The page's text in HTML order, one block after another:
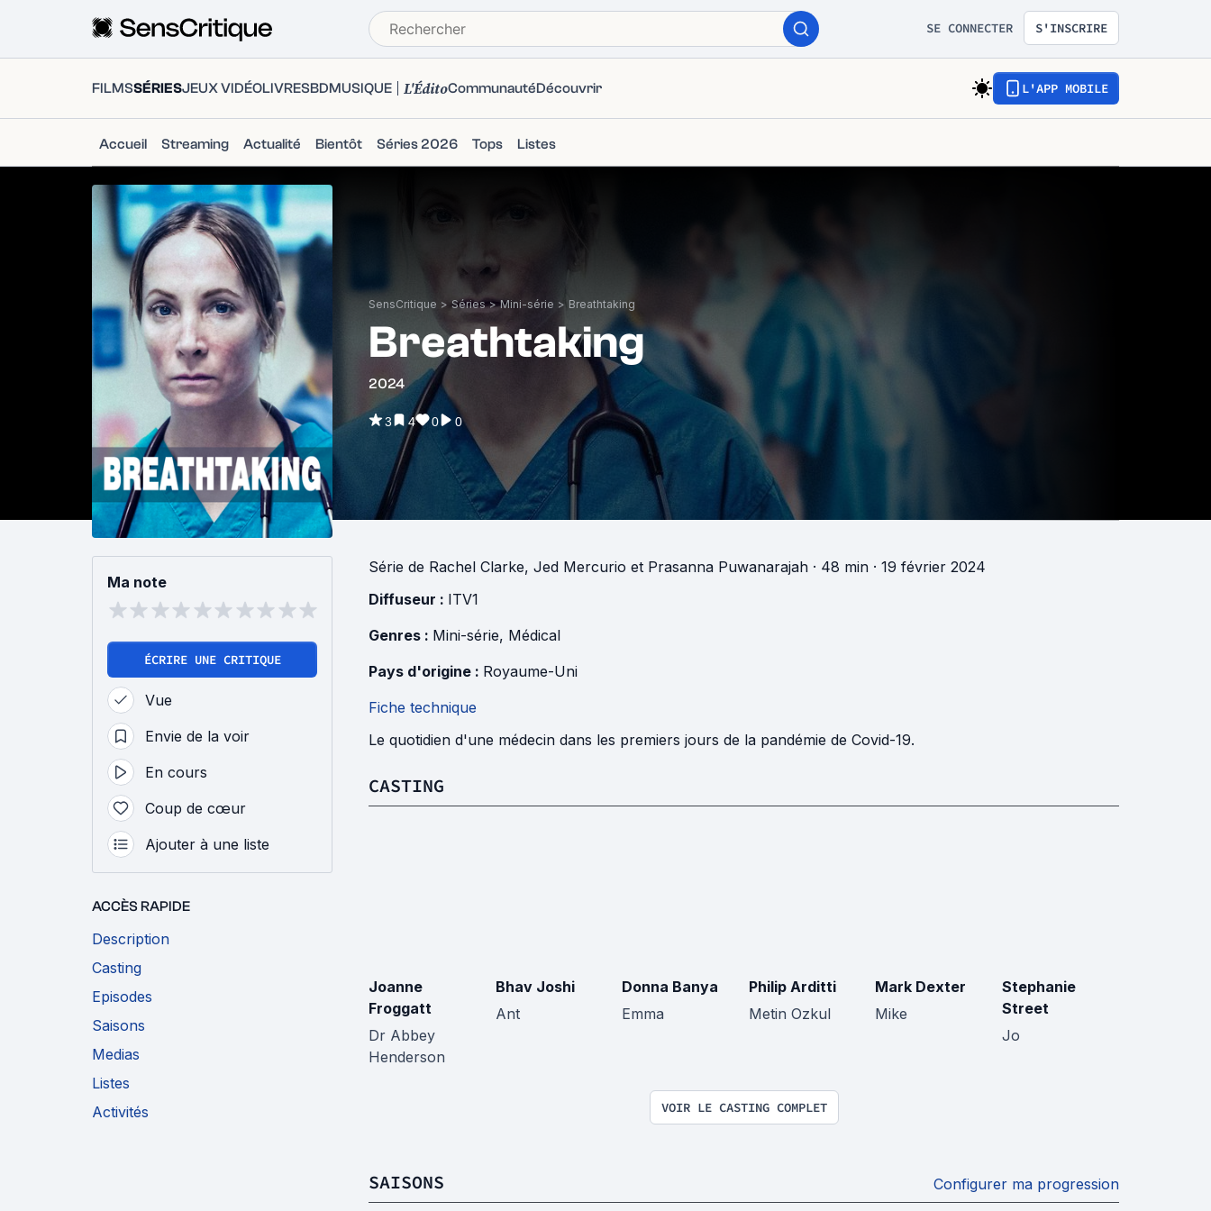
SE CONNECTER S'INSCRIRE
FILMSSÉRIESJEUX VIDÉOLIVRESBDMUSIQUE L'ÉditoCommunautéDécouvrir L'APP MOBILE
Accueil Streaming Actualité Bientôt Séries 2026 Tops Listes
SensCritique > Séries > Mini-série > Breathtaking
Breathtaking
2024
3 4 0 0
Ma note
ÉCRIRE UNE CRITIQUE
Vue
Envie de la voir
En cours
Coup de cœur
Ajouter à une liste
ACCÈS RAPIDE
Description
Casting
Episodes
Saisons
Medias
Listes
Activités
Série de Rachel Clarke, Jed Mercurio et Prasanna Puwanarajah · 48 min · 19 février 2024
Diffuseur : ITV1
Genres : Mini-série, Médical
Pays d'origine : Royaume-Uni
Fiche technique
Le quotidien d'une médecin dans les premiers jours de la pandémie de Covid-19.
CASTING
Joanne
Froggatt
Dr Abbey
Henderson
Bhav Joshi
Ant
Donna Banya
Emma
Philip Arditti
Metin Ozkul
Mark Dexter
Mike
Stephanie
Street
Jo
VOIR LE CASTING COMPLET
SAISONS Configurer ma progression